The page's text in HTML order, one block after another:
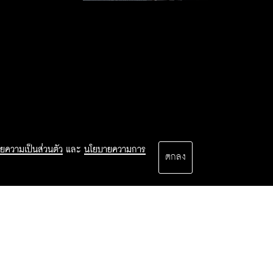
ความเป็นส่วนตัว และ นโยบายความการ
ตกลง